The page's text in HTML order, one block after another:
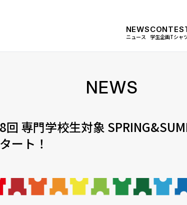
NEWS
ニュース 学生企画Tシャ
NEWS
回 専門学校生対象
ート！